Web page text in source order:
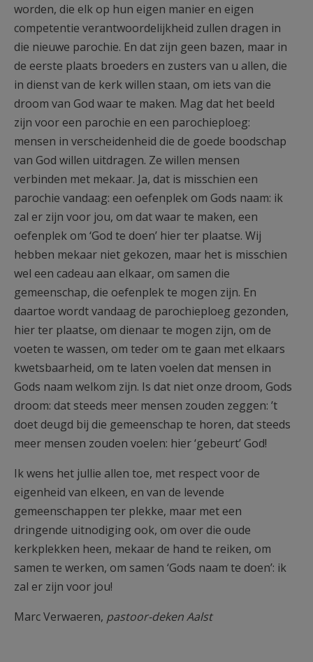
worden, die elk op hun eigen manier en eigen
competentie verantwoordelijkheid zullen dragen in
die nieuwe parochie. En dat zijn geen bazen, maar in
de eerste plaats broeders en zusters van u allen, die
in dienst van de kerk willen staan, om iets van die
droom van God waar te maken. Mag dat het beeld
zijn voor een parochie en een parochieploeg:
mensen in verscheidenheid die de goede boodschap
van God willen uitdragen. Ze willen mensen
verbinden met mekaar. Ja, dat is misschien een
parochie vandaag: een oefenplek om Gods naam: ik
zal er zijn voor jou, om dat waar te maken, een
oefenplek om ‘God te doen’ hier ter plaatse. Wij
hebben mekaar niet gekozen, maar het is misschien
wel een cadeau aan elkaar, om samen die
gemeenschap, die oefenplek te mogen zijn. En
daartoe wordt vandaag de parochieploeg gezonden,
hier ter plaatse, om dienaar te mogen zijn, om de
voeten te wassen, om teder om te gaan met elkaars
kwetsbaarheid, om te laten voelen dat mensen in
Gods naam welkom zijn. Is dat niet onze droom, Gods
droom: dat steeds meer mensen zouden zeggen: ’t
doet deugd bij die gemeenschap te horen, dat steeds
meer mensen zouden voelen: hier ‘gebeurt’ God!
Ik wens het jullie allen toe, met respect voor de
eigenheid van elkeen, en van de levende
gemeenschappen ter plekke, maar met een
dringende uitnodiging ook, om over die oude
kerkplekken heen, mekaar de hand te reiken, om
samen te werken, om samen ‘Gods naam te doen’: ik
zal er zijn voor jou!
Marc Verwaeren, pastoor-deken Aalst